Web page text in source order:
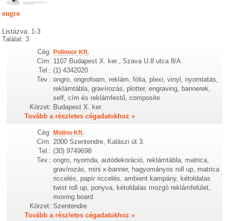
ongro
Listázva: 1-3
Találat: 3
Cég: Polinoor Kft.
Cím: 1107 Budapest X. ker., Szava U.8 utca 8/A.
Tel.: (1) 4342020
Tev.: ongro, ongrofoam, reklám, fólia, plexi, vinyl, nyomtatás,
reklámtábla, gravírozás, plotter, engraving, bannerek,
self, cím és reklámfestő, composite
Körzet: Budapest X. ker.
Tovább a részletes cégadatokhoz »
Cég: Molino Kft.
Cím: 2000 Szentendre, Kalászi út 3.
Tel.: (30) 9749698
Tev.: ongro, nyomda, autódekoráció, reklámtábla, matrica,
gravírozás, mini x-banner, hagyományos roll up, matrica
riccelés, papír riccelés, ambient kampány, kétoldalas
twist roll up, ponyva, kétoldalas mozgó reklámfelület,
moving board
Körzet: Szentendre
Tovább a részletes cégadatokhoz »